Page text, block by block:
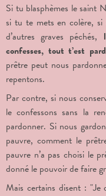
Si tu blasphèmes le saint
si tu te mets en colère, si
d’autres graves péchés,
confesses, tout t’est
prêtre peut nous
repentons.
Par contre, si nous
le confessons sans la
pardonner. Si nous
pauvre, comment le
pauvre n’a pas choisi le
donné le pouvoir de faire
Mais certains disent : "Je